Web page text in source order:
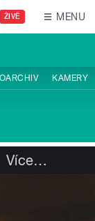
ŽIVĚ MENU
KAMERY
Více…